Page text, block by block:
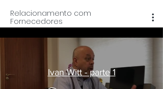
Relacionamento
Fornecedores
Relacionamento com
Fornecedores
Ivan Witt - parte 1